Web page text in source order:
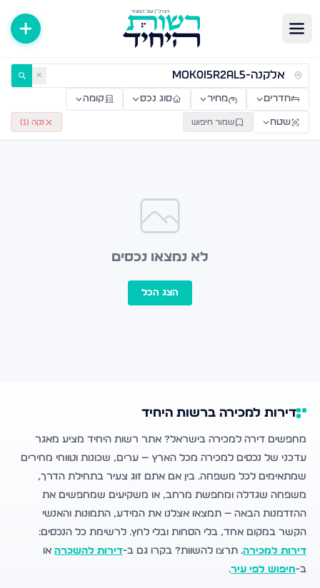
דירות למכירה ולהשכרה — רשות היחיד ✕
חדרים מחיר סוג נכס קומה
שטח שמור חיפוש נקה ( 1
)
לא נמצאו נכסים
הצג הכל
דירות למכירה ברשות היחיד
מחפשים דירה למכירה בישראל? אתר רשות היחיד מציע מאגר
עדכני של נכסים למכירה מכל הארץ — ערים, שכונות וטווחי מחירים
שמתאימים לכל משפחה. בין אם אתם זוג צעיר בתחילת הדרך,
משפחה שגדלה ומחפשת מרחב, או משקיעים שמחפשים את
ההזדמנות הבאה — תמצאו אצלנו את המידע, התמונות והאנשי
הקשר במקום אחד, בלי הסחות ובלי לחץ. לרשימת כל הנכסים:
דירות למכירה. תרצו להשוות? בקרו גם ב-דירות להשכרה או
ב-חיפוש לפי עיר.